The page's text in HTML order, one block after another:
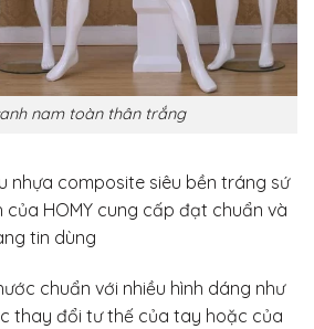
nam toàn thân trắng
nhựa composite siêu bền tráng sứ
của HOMY cung cấp đạt chuẩn và
tin dùng
chuẩn với nhiều hình dáng như
thay đổi tư thế của tay hoặc của